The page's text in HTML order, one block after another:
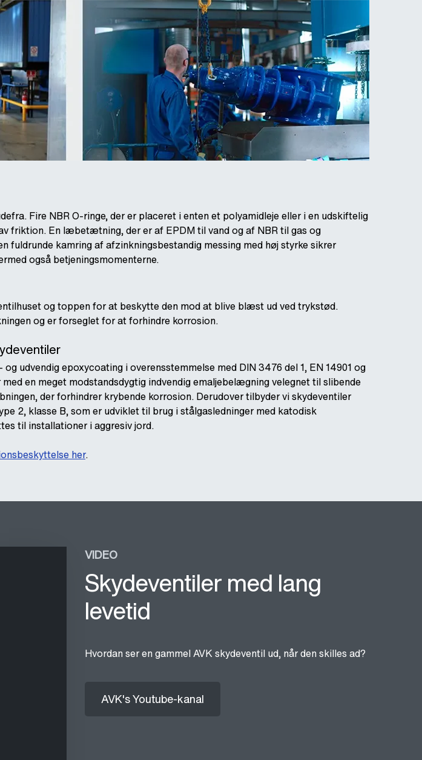
Fire NBR O-ringe, der er placeret i enten et polyamidleje eller i en udskiftelig
friktion. En læbetætning, der er af EPDM til vand og af NBR til gas og
fuldrunde kamring af afzinkningsbestandig messing med høj styrke sikrer
også betjeningsmomenterne.
og toppen for at beskytte den mod at blive blæst ud ved trykstød.
og er forseglet for at forhindre korrosion.
udvendig epoxycoating i overensstemmelse med DIN 3476 del 1, EN 14901 og
en meget modstandsdygtig indvendig emaljebelægning velegnet til slibende
der forhindrer krybende korrosion. Derudover tilbyder vi skydeventiler
2, klasse B, som er udviklet til brug i stålgasledninger med katodisk
til installationer i aggresiv jord.
her.
VIDEO
Skydeventiler med lang
levetid
Hvordan ser en gammel AVK skydeventil ud, når den skilles ad?
AVK's Youtube-kanal